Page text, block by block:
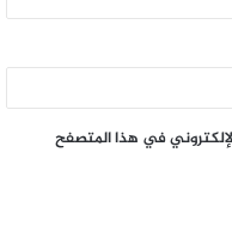
في هذا المتصفح